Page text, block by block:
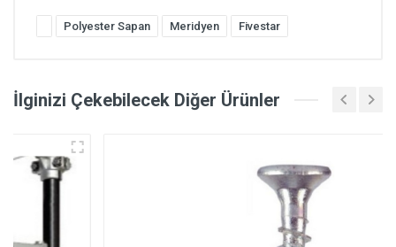
Polyester Sapan Meridyen Fivestar
İlginizi Çekebilecek Diğer Ürünler